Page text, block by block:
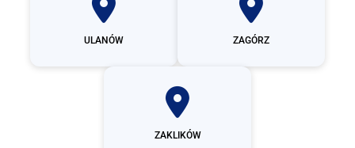
ULANÓW ZAGÓRZ
ZAKLIKÓW